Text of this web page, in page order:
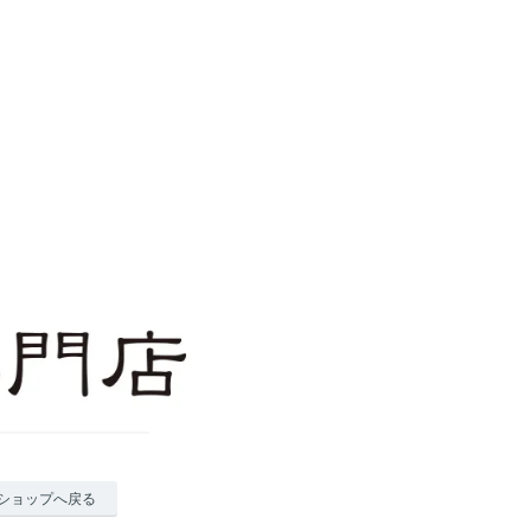
ョップへ戻る